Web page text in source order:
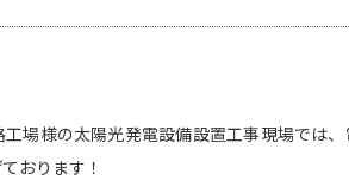
場様の太陽光発電設備設置工事現場では
おります！